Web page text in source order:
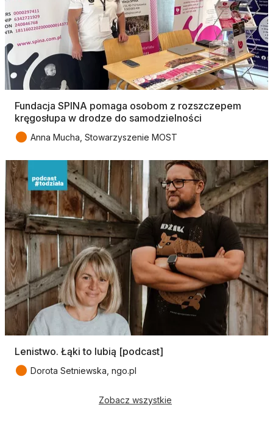
Fundacja SPINA pomaga osobom z rozszczepem
kręgosłupa w drodze do samodzielności
● Anna Mucha, Stowarzyszenie MOST
Lenistwo. Łąki to lubią [podcast]
● Dorota Setniewska, ngo.pl
Zobacz wszystkie